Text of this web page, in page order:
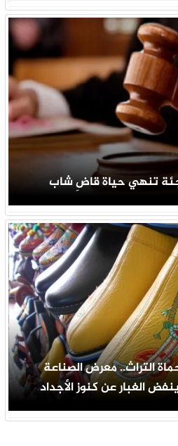
تنهي حياة قاضِ شاب
التراث.. معرض الصناعة
الغبار عن كنوز الأجداد